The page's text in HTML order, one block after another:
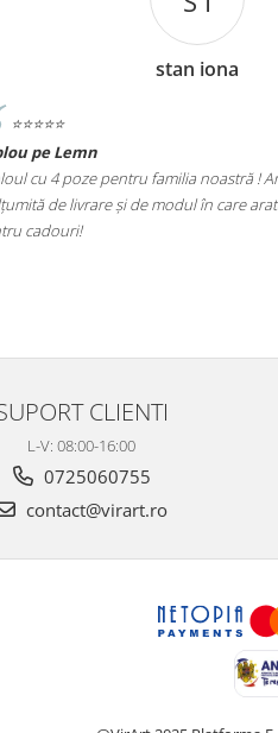
fost foarte
O idee minunată
Cadoul
poze este
CLIENTI
L-V: 08:00-16:00
0725060755
contact@virart.ro